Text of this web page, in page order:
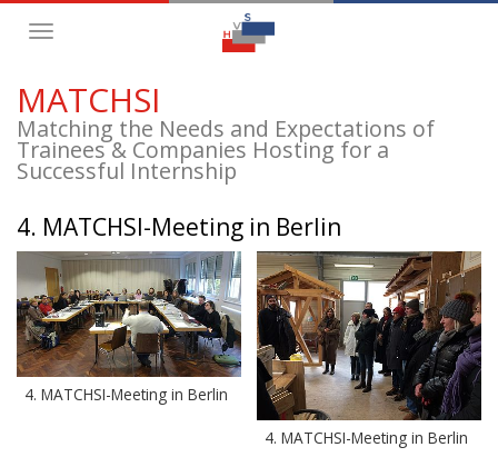
Toggle
MATCHSI
Matching the Needs and Expectations of
Trainees & Companies Hosting for a
Successful Internship
4. MATCHSI-Meeting in Berlin
4. MATCHSI-Meeting in Berlin
4. MATCHSI-Meeting in Berlin